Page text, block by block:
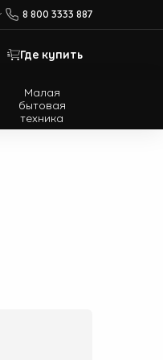
8 800 3333 887
Где купить
Малая
бытовая
техника